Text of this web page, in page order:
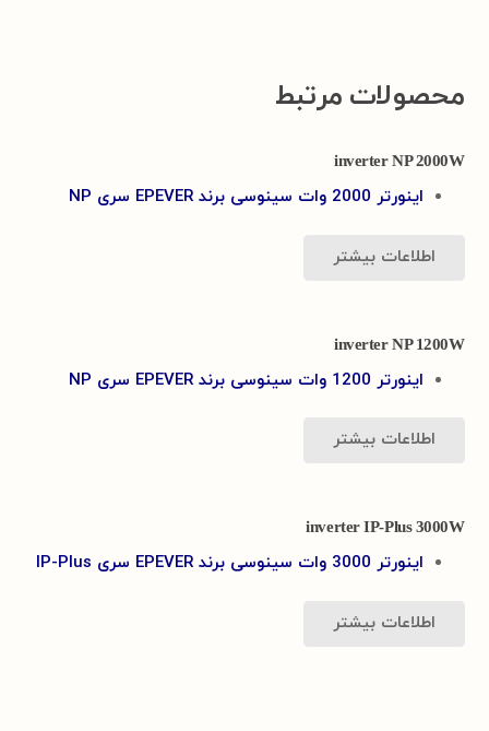
محصولات مرتبط
inverter NP 2000W
اینورتر 2000 وات سینوسی برند EPEVER سری NP
اطلاعات بیشتر
inverter NP 1200W
اینورتر 1200 وات سینوسی برند EPEVER سری NP
اطلاعات بیشتر
inverter IP-Plus 3000W
اینورتر 3000 وات سینوسی برند EPEVER سری IP-Plus
اطلاعات بیشتر